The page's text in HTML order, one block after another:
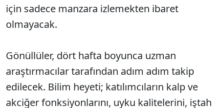
için sadece manzara izlemekten ibaret
olmayacak.
Gönüllüler, dört hafta boyunca uzman
araştırmacılar tarafından adım adım takip
edilecek. Bilim heyeti; katılımcıların kalp ve
akciğer fonksiyonlarını, uyku kalitelerini, iştah